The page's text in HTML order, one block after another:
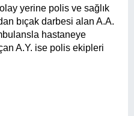
yerine polis ve sağlık
bıçak darbesi alan A.A.
hastaneye
A.Y. ise polis ekipleri